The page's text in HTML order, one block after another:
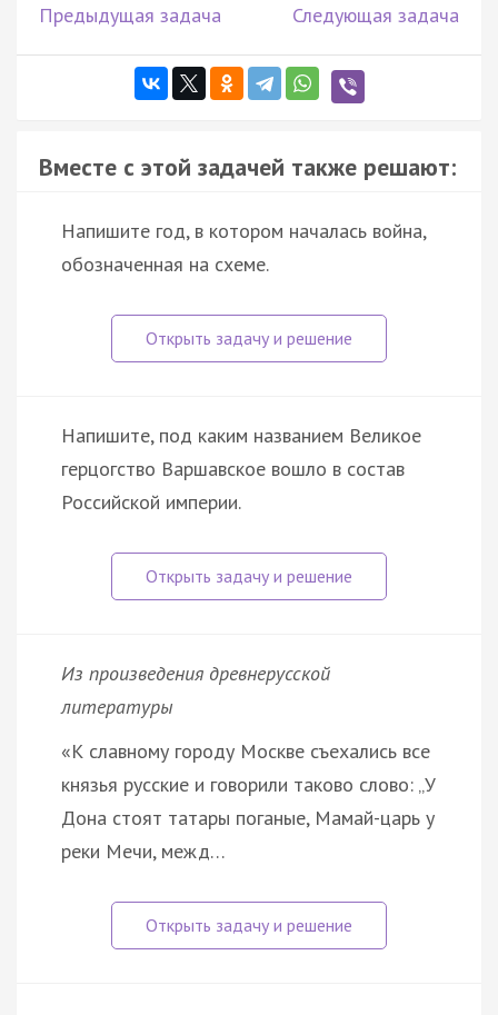
Предыдущая задача Следующая задача
Вместе с этой задачей также решают:
Напишите год, в котором началась война,
обозначенная на схеме.
Напишите, под каким названием Великое
герцогство Варшавское вошло в состав
Российской империи.
Из произведения древнерусской
литературы
«К славному городу Москве съехались все
князья русские и говорили таково слово: „У
Дона стоят татары поганые, Мамай-царь у
реки Мечи, межд…